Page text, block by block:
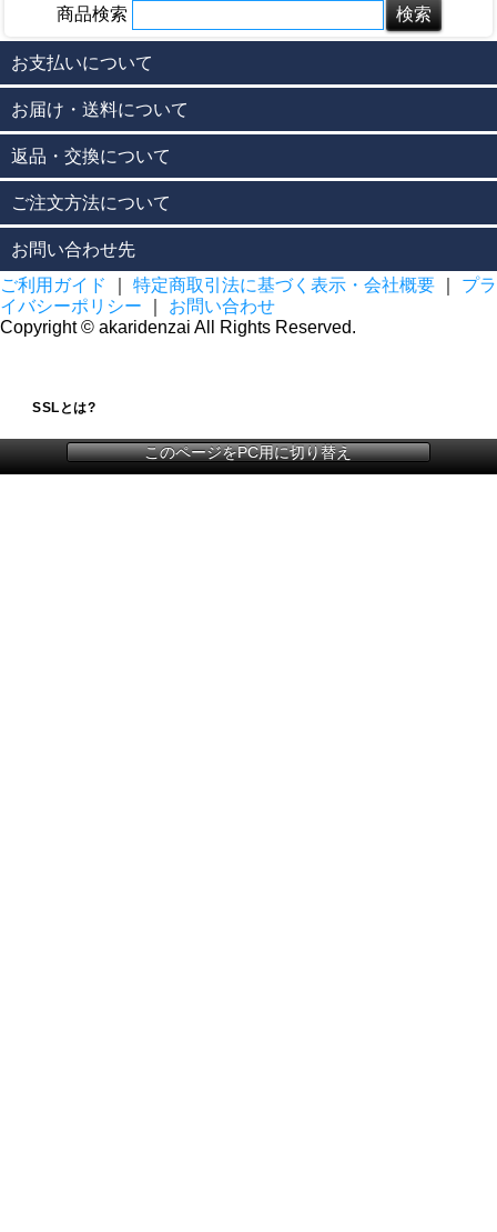
商品検索
お支払いについて
お届け・送料について
返品・交換について
ご注文方法について
お問い合わせ先
ご利用ガイド
特定商取引法に基づく表示・会社概要
プラ
イバシーポリシー
お問い合わせ
Copyright © akaridenzai All Rights Reserved.
SSLとは?
このページをPC用に切り替え